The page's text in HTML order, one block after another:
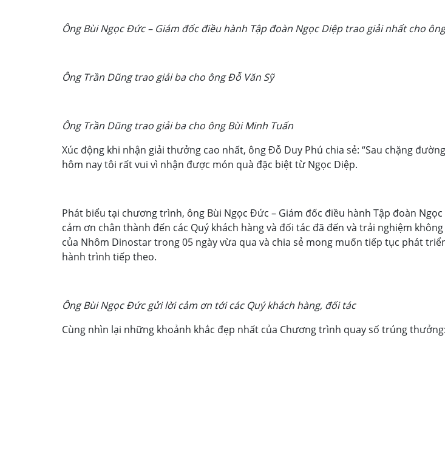
Ông Bùi Ngọc Đức – Giám đốc điều hành Tập đoàn Ngọc Diệp trao giải nhất cho
Ông Trần Dũng trao giải ba cho ông Đỗ Văn Sỹ
Ông Trần Dũng trao giải ba cho ông Bùi Minh Tuấn
Xúc động khi nhận giải thưởng cao nhất, ông Đỗ Duy Phú chia sẻ: “Sau chặng
hôm nay tôi rất vui vì nhận được món quà đặc biệt từ Ngọc Diệp.
Phát biểu tại chương trình, ông Bùi Ngọc Đức – Giám đốc điều hành Tập đoàn
cảm ơn chân thành đến các Quý khách hàng và đối tác đã đến và trải nghiệm
của Nhôm Dinostar trong 05 ngày vừa qua và chia sẻ mong muốn tiếp tục phát
hành trình tiếp theo.
Ông Bùi Ngọc Đức gửi lời cảm ơn tới các Quý khách hàng, đối tác
Cùng nhìn lại những khoảnh khắc đẹp nhất của Chương trình quay số trúng thưởng: